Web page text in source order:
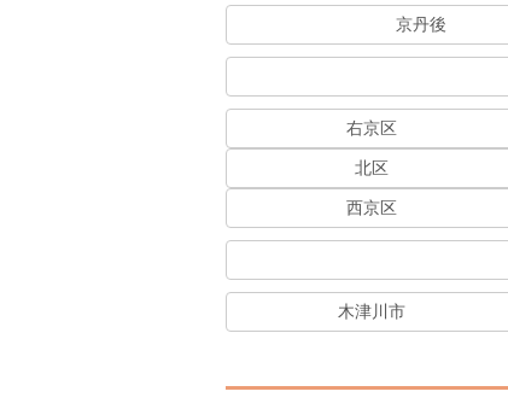
京丹後
右京区
北区
西京区
木津川市